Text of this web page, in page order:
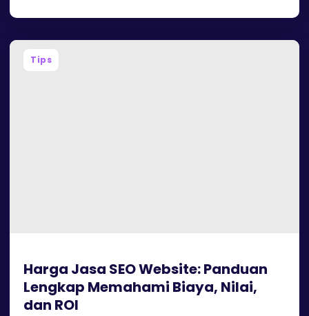
Tips
Harga Jasa SEO Website: Panduan
Lengkap Memahami Biaya, Nilai,
dan ROI